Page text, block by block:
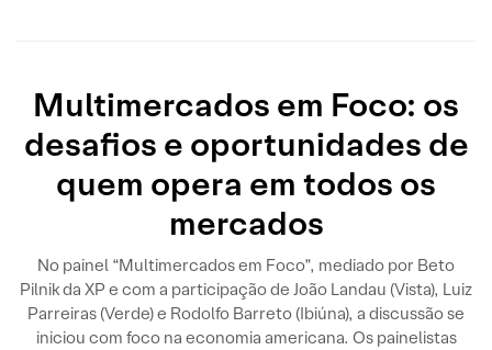
Multimercados em Foco: os
desafios e oportunidades de
quem opera em todos os
mercados
No painel “Multimercados em Foco”, mediado por Beto
Pilnik da XP e com a participação de João Landau (Vista), Luiz
Parreiras (Verde) e Rodolfo Barreto (Ibiúna), a discussão se
iniciou com foco na economia americana. Os painelistas